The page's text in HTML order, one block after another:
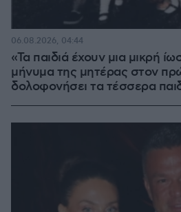
«Τα παιδιά έχουν μια μικρή
μήνυμα της μητέρας στον
δολοφονήσει τα τέσσερα
06.08.2026, 04:44